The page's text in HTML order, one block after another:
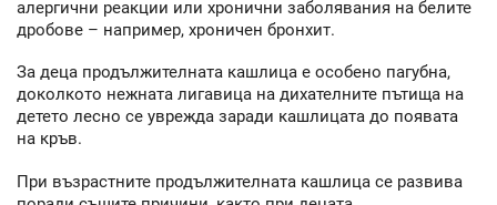
алергични реакции или хронични заболявания на белите
дробове – например, хроничен бронхит.
За деца продължителната кашлица е особено пагубна,
доколкото нежната лигавица на дихателните пътища на
детето лесно се уврежда заради кашлицата до появата
на кръв.
При възрастните продължителната кашлица се развива